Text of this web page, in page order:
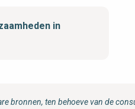
in
bronnen, ten behoeve van de